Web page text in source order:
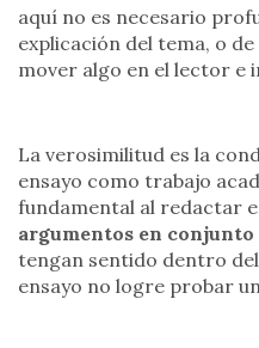
aquí no es necesario
explicación del tema, o
mover algo en el lector e
La verosimilitud es la
ensayo como trabajo
fundamental al redactar
argumentos en
tengan sentido dentro
ensayo no logre probar